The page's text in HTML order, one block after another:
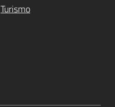
Turismo